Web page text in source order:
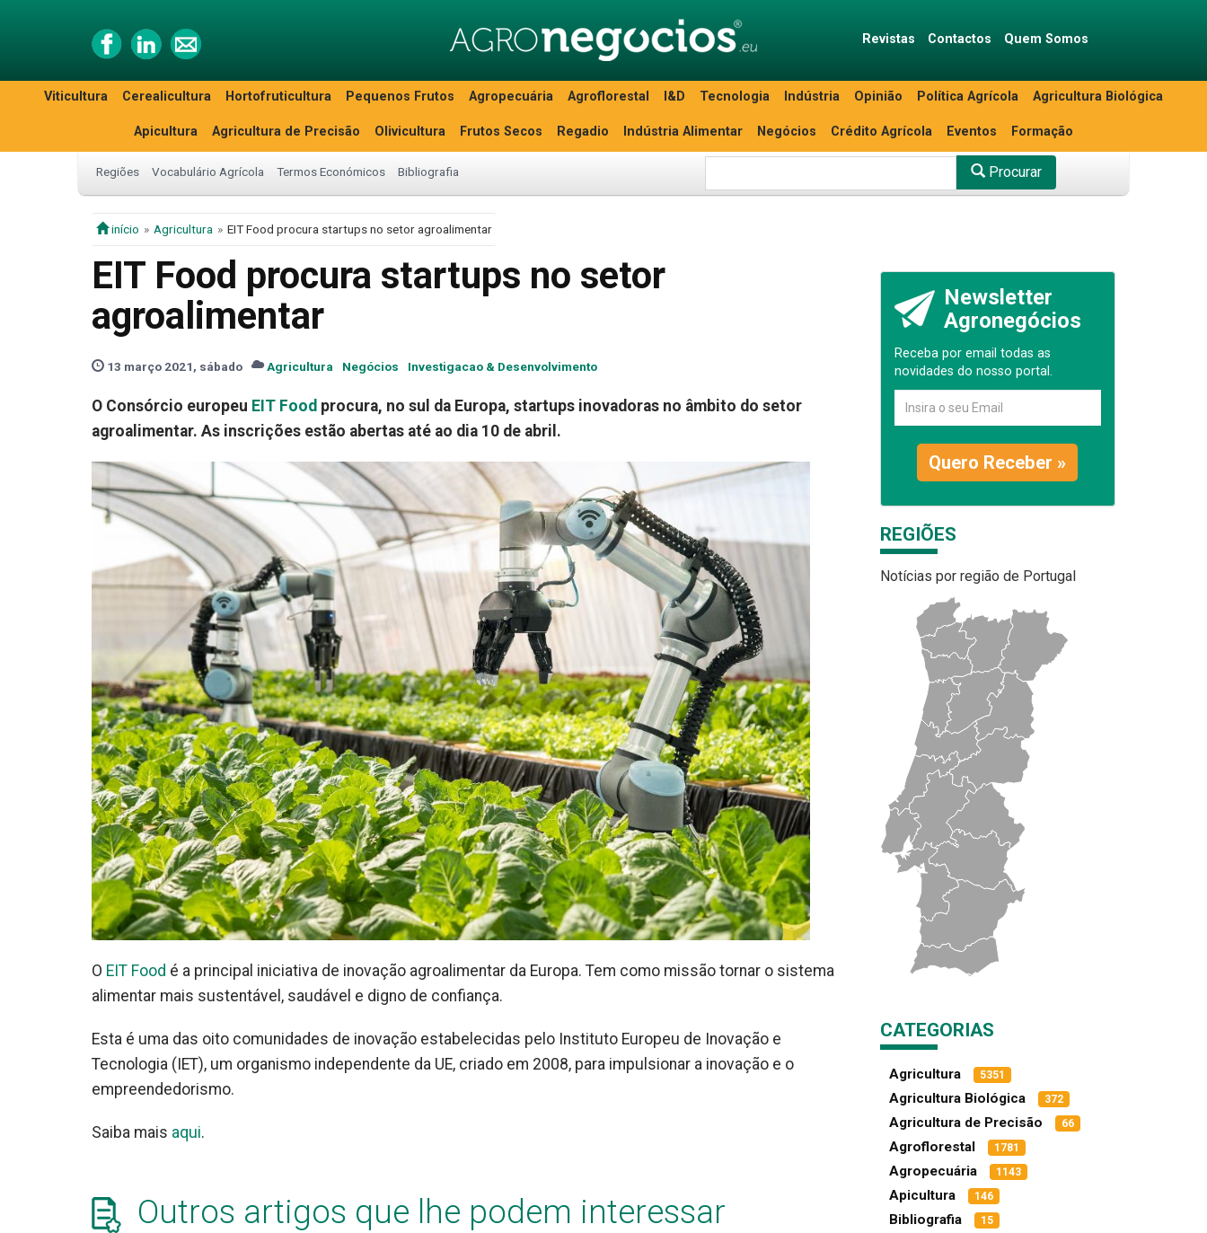
Revistas Contactos Quem Somos
Viticultura Cerealicultura Hortofruticultura Pequenos Frutos Agropecuária Agroflorestal I&D Tecnologia Indústria Opinião Política Agrícola Agricultura Biológica
Apicultura Agricultura de Precisão Olivicultura Frutos Secos Regadio Indústria Alimentar Negócios Crédito Agrícola Eventos Formação
Regiões Vocabulário Agrícola Termos Económicos Bibliografia Procurar
início Agricultura EIT Food procura startups no setor agroalimentar
EIT Food procura startups no setor
agroalimentar
13 março 2021, sábado Agricultura Negócios Investigacao & Desenvolvimento
O Consórcio europeu EIT Food procura, no sul da Europa, startups inovadoras no âmbito do setor
agroalimentar. As inscrições estão abertas até ao dia 10 de abril.
O EIT Food é a principal iniciativa de inovação agroalimentar da Europa. Tem como missão tornar o sistema
alimentar mais sustentável, saudável e digno de confiança.
Esta é uma das oito comunidades de inovação estabelecidas pelo Instituto Europeu de Inovação e
Tecnologia (IET), um organismo independente da UE, criado em 2008, para impulsionar a inovação e o
empreendedorismo.
Saiba mais aqui.
Outros artigos que lhe podem interessar
Newsletter
Agronegócios
Receba por email todas as
novidades do nosso portal.
Quero Receber »
REGIÕES
Notícias por região de Portugal
CATEGORIAS
Agricultura 5351
Agricultura Biológica 372
Agricultura de Precisão 66
Agroflorestal 1781
Agropecuária 1143
Apicultura 146
Bibliografia 15